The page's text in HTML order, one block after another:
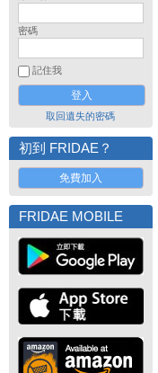
密碼
記住我
取回遺失的密碼
初到 FRIDAE？
免費加入
FRIDAE MOBILE